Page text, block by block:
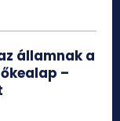
államnak a
–